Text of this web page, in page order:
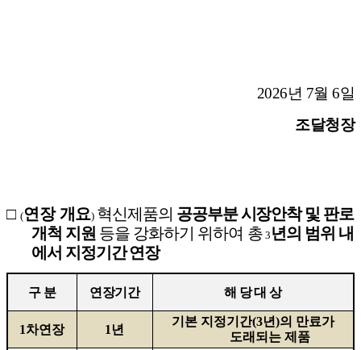
2026년 7월6일
조달청장
□ (연장 개요) 혁신제품의 공공부분 시장안착 및 판로
개척 지원 등을 강화하기 위하여 총 3 년의 범위 내
에서 지정기간 연장
구 분 연장기간 해 당 대 상
1차연장 1 년
기본 지정기간(3년)의 만료가
도래되는 제품